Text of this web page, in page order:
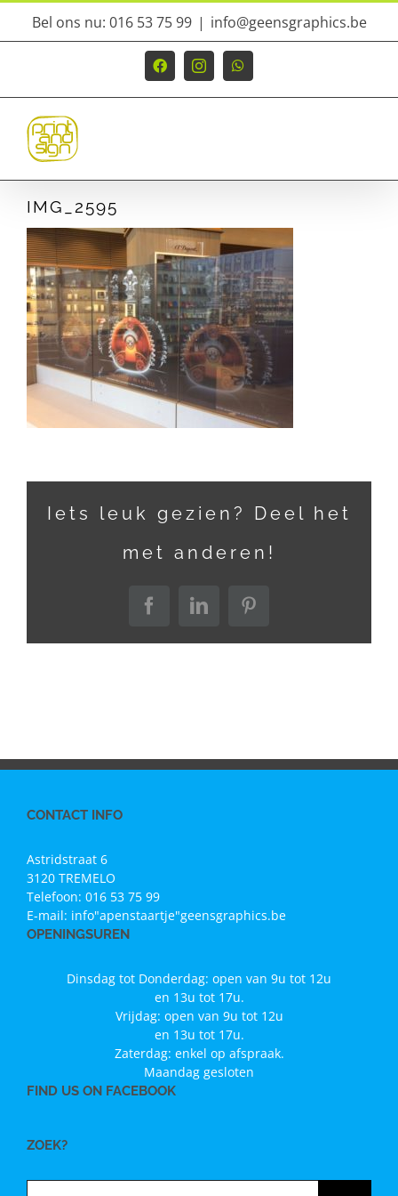
Ga
inhoud
Bel ons nu: 016 53 75 99 | info@geensgraphics.be
FacebookInstagramWhatsApp
IMG_2595
Iets leuk gezien? Deel het
met anderen!
FacebookLinkedInPinterest
CONTACT INFO
Astridstraat 6
3120 TREMELO
Telefoon: 016 53 75 99
E-mail: info"apenstaartje"geensgraphics.be
OPENINGSUREN
Dinsdag tot Donderdag: open van 9u tot 12u
en 13u tot 17u.
Vrijdag: open van 9u tot 12u
en 13u tot 17u.
Zaterdag: enkel op afspraak.
Maandag gesloten
FIND US ON FACEBOOK
ZOEK?